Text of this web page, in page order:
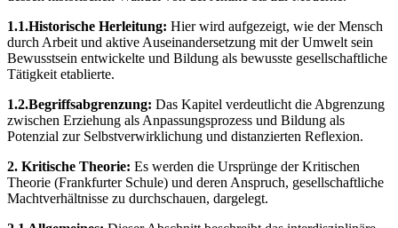
1.1.Historische Herleitung: Hier wird aufgezeigt, wie der Mensch
durch Arbeit und aktive Auseinandersetzung mit der Umwelt sein
Bewusstsein entwickelte und Bildung als bewusste gesellschaftliche
Tätigkeit etablierte.
1.2.Begriffsabgrenzung: Das Kapitel verdeutlicht die Abgrenzung
zwischen Erziehung als Anpassungsprozess und Bildung als
Potenzial zur Selbstverwirklichung und distanzierten Reflexion.
2. Kritische Theorie: Es werden die Ursprünge der Kritischen
Theorie (Frankfurter Schule) und deren Anspruch, gesellschaftliche
Machtverhältnisse zu durchschauen, dargelegt.